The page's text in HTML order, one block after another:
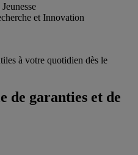
et Innovation
à votre quotidien dès le
de garanties et de